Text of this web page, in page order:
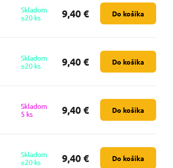
Skladom
≤20 ks
9,40 € Do košíka
Skladom
≤20 ks
9,40 € Do košíka
Skladom
5 ks
9,40 € Do košíka
Skladom
≤20 ks
9,40 € Do košíka